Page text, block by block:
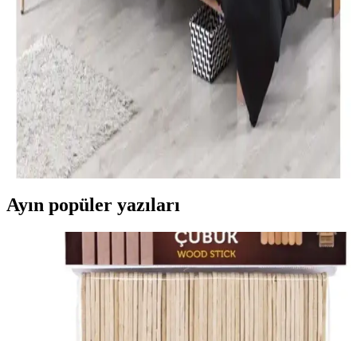
Özdilek'in çeşitli tasarımlarıyla, konfor ve şıklığı bir arada sunan tek
kişilik nevresim takımları, kaliteli kumaşlar ve uygun fiyat
seçenekleriyle odanızı yenilemenize yardımcı olur.
Modern Yatak Odası Dekorasyonunda Siyah Tek
Kişilik Nevresim Takımı Seçenekleri ve İpuçları
Modern yatak odalarında siyah tek kişilik nevresim takımları, şıklık
ve fonksiyonelliği bir arada sunar. Kaliteli malzeme ve doğru bakım
ile uzun ömür sağlar, dekorasyona şıklık katar.
Ayın popüler yazıları